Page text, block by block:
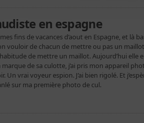
en espagne
fins de vacances d’aout en Espagne, et là
vouloir de chacun de mettre ou pas un
de mettre un maillot. Aujourd’hui elle
de sa culotte, j’ai pris mon appareil
Un vrai voyeur espion. J’ai bien rigolé. Et
sur ma première photo de cul.